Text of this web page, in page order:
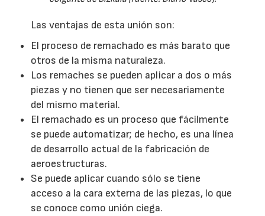
Las ventajas de esta unión son:
El proceso de remachado es más barato que
otros de la misma naturaleza.
Los remaches se pueden aplicar a dos o más
piezas y no tienen que ser necesariamente
del mismo material.
El remachado es un proceso que fácilmente
se puede automatizar; de hecho, es una línea
de desarrollo actual de la fabricación de
aeroestructuras.
Se puede aplicar cuando sólo se tiene
acceso a la cara externa de las piezas, lo que
se conoce como unión ciega.